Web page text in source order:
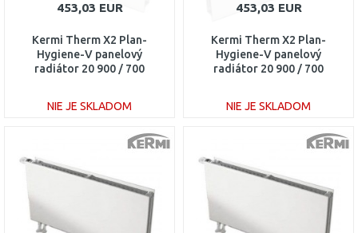
453,03 EUR
Kermi Therm X2 Plan-
Hygiene-V panelový
radiátor 20 900 / 700
NIE JE SKLADOM
DO KOŠÍKA
Porovnať
453,03 EUR
Kermi Therm X2 Plan-
Hygiene-V panelový
radiátor 20 900 / 700
NIE JE SKLADOM
DO KOŠÍKA
Porovnať